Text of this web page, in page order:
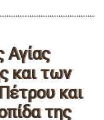
Αγίας
και των
και
της